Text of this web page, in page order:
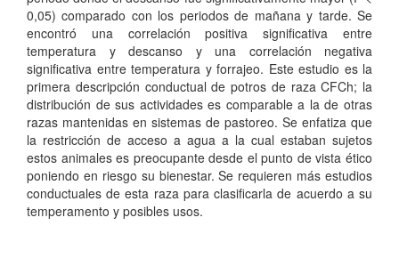
0,05) comparado con los periodos de mañana y tarde. Se
encontró una correlación positiva significativa entre
temperatura y descanso y una correlación negativa
significativa entre temperatura y forrajeo. Este estudio es la
primera descripción conductual de potros de raza CFCh; la
distribución de sus actividades es comparable a la de otras
razas mantenidas en sistemas de pastoreo. Se enfatiza que
la restricción de acceso a agua a la cual estaban sujetos
estos animales es preocupante desde el punto de vista ético
poniendo en riesgo su bienestar. Se requieren más estudios
conductuales de esta raza para clasificarla de acuerdo a su
temperamento y posibles usos.